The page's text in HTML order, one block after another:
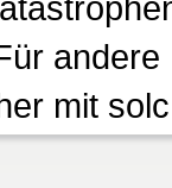
mit